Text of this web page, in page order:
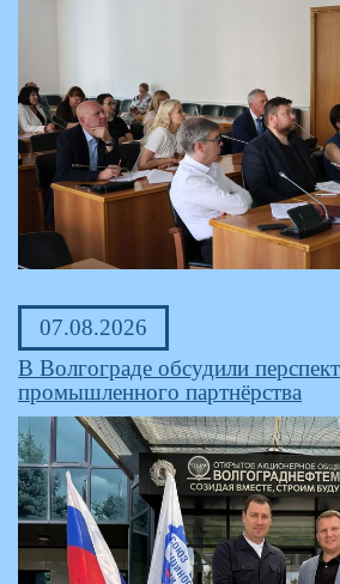
07.08.2026
В Волгограде обсудили
промышленного партнёрства